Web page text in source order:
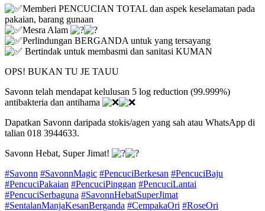
Memberi PENCUCIAN TOTAL dan aspek keselamatan pada
pakaian, barang gunaan
Mesra Alam
Perlindungan BERGANDA untuk yang tersayang
Bertindak untuk membasmi dan sanitasi KUMAN
OPS! BUKAN TU JE TAUU
Savonn telah mendapat kelulusan 5 log reduction (99.999%)
antibakteria dan antihama
Dapatkan Savonn daripada stokis/agen yang sah atau WhatsApp di
talian 018 3944633.
Savonn Hebat, Super Jimat!
#Savonn #SavonnMagic #PencuciBerkesan #PencuciBaju
#PencuciPakaian #PencuciPinggan #PencuciLantai
#PencuciSerbaguna #SavonnHebatSuperJimat
#SentalanManjaKesanBerganda #CempakaOri #RoseOri